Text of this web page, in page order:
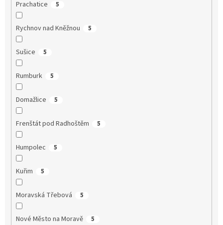
Prachatice 5
Rychnov nad Kněžnou 5
Sušice 5
Rumburk 5
Domažlice 5
Frenštát pod Radhoštěm 5
Humpolec 5
Kuřim 5
Moravská Třebová 5
Nové Město na Moravě 5